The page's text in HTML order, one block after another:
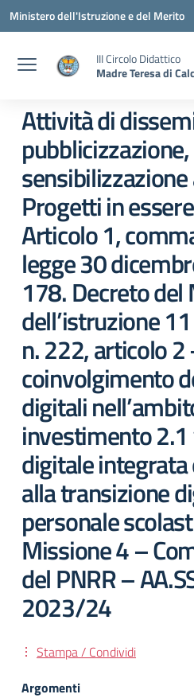
Vai ai contenuti
Vai al menu di navigazione
Vai al footer
Ministero dell'Istruzione e del Merito
III Circolo Didattico
Madre Teresa di
Attività di
pubblicizzazione,
Progetti in
Articolo 1,
legge 30
178. Decreto
dell’istruzione
n. 222, articolo 2
coinvolgimento
digitali
investimento
digitale
alla transizione
personale
Missione 4 –
del PNRR –
2023/24
Stampa / Condividi
Argomenti